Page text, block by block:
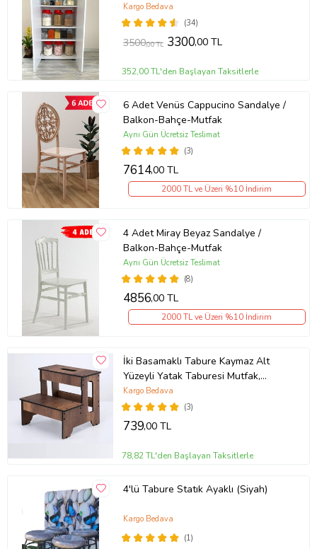
(34)
Kargo Bedava
3500,00 TL 3300,00 TL
352,00 TL'den Başlayan Taksitlerle
6 Adet Venüs Cappucino Sandalye /
Balkon-Bahçe-Mutfak
(3)
Aynı Gün Ücretsiz Teslimat
7614,00 TL
2000 TL ve Üzeri %10 İndirim
4 Adet Miray Beyaz Sandalye /
Balkon-Bahçe-Mutfak
(8)
Aynı Gün Ücretsiz Teslimat
4856,00 TL
2000 TL ve Üzeri %10 İndirim
İki Basamaklı Tabure Kaymaz Alt
Yüzeyli Yatak Taburesi Mutfak,
Banyo Ahşap Merdiven
(3)
Kargo Bedava
739,00 TL
78,82 TL'den Başlayan Taksitlerle
4'lü Tabure Statık Ayaklı (Siyah)
(1)
Kargo Bedava